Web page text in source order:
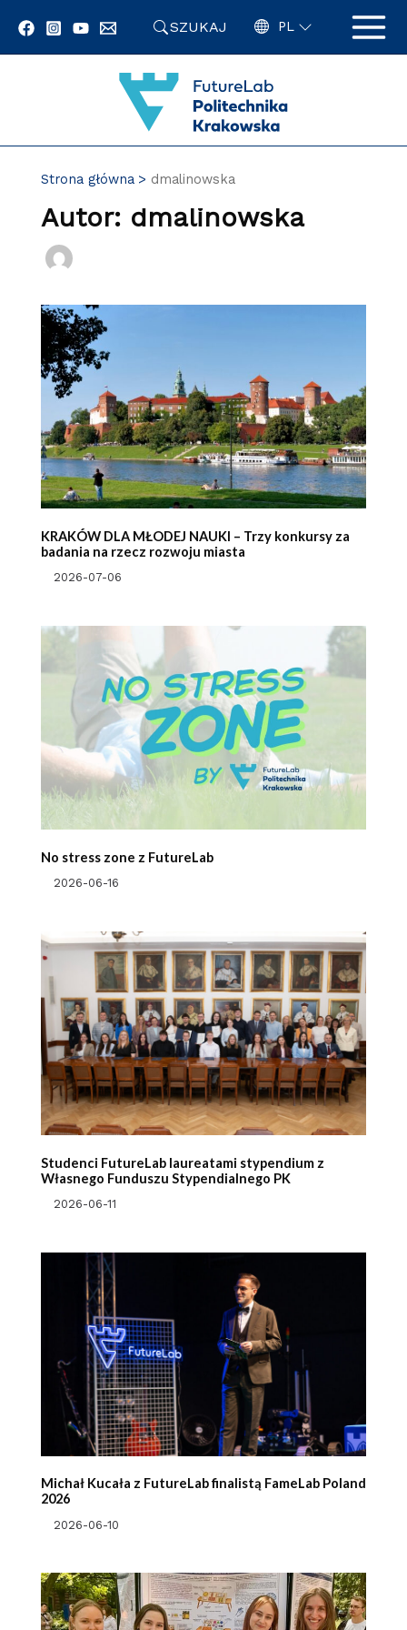
SZUKAJ PL
Strona główna dmalinowska
Autor: dmalinowska
KRAKÓW DLA MŁODEJ NAUKI – Trzy konkursy za
badania na rzecz rozwoju miasta
2026-07-06
No stress zone z FutureLab
2026-06-16
Studenci FutureLab laureatami stypendium z
Własnego Funduszu Stypendialnego PK
2026-06-11
Michał Kucała z FutureLab finalistą FameLab Poland
2026
2026-06-10